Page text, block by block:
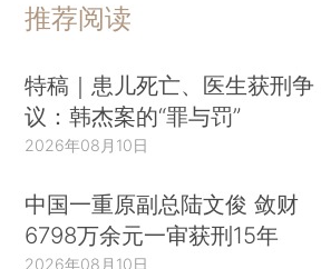
推荐阅读
特稿｜患儿死亡、医生获刑争
议：韩杰案的“罪与罚”
2026年08月10日
中国一重原副总陆文俊 敛财
6798万余元一审获刑15年
2026年08月10日